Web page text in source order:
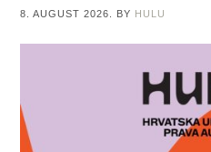
8. AUGUST 2026. BY HULU